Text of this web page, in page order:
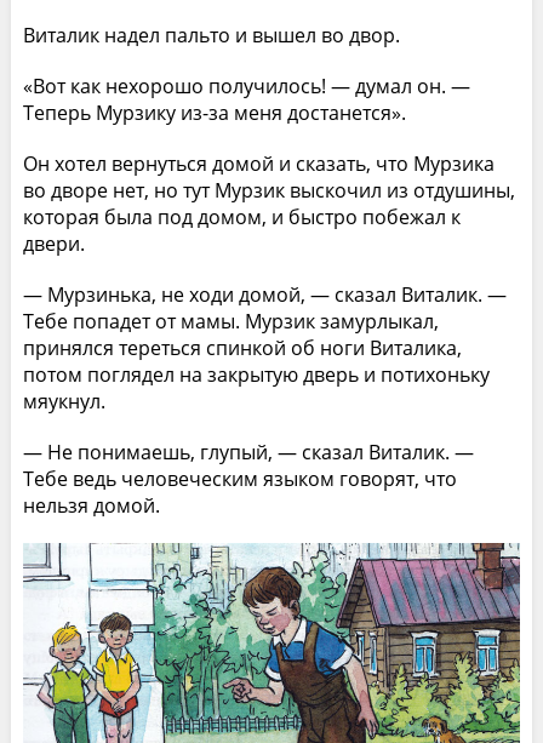
Виталик надел пальто и вышел во двор.
«Вот как нехорошо получилось! — думал он. —
Теперь Мурзику из-за меня достанется».
Он хотел вернуться домой и сказать, что Мурзика
во дворе нет, но тут Мурзик выскочил из отдушины,
которая была под домом, и быстро побежал к
двери.
— Мурзинька, не ходи домой, — сказал Виталик. —
Тебе попадет от мамы. Мурзик замурлыкал,
принялся тереться спинкой об ноги Виталика,
потом поглядел на закрытую дверь и потихоньку
мяукнул.
— Не понимаешь, глупый, — сказал Виталик. —
Тебе ведь человеческим языком говорят, что
нельзя домой.